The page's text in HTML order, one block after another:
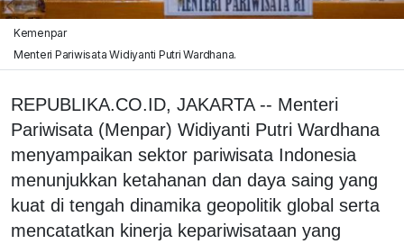
Kemenpar
Menteri Pariwisata Widiyanti Putri Wardhana.
REPUBLIKA.CO.ID, JAKARTA -- Menteri
Pariwisata (Menpar) Widiyanti Putri Wardhana
menyampaikan sektor pariwisata Indonesia
menunjukkan ketahanan dan daya saing yang
kuat di tengah dinamika geopolitik global serta
mencatatkan kinerja kepariwisataan yang